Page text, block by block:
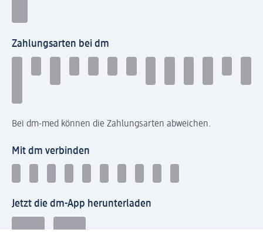
Zahlungsarten bei dm
Bei dm-med können die Zahlungsarten abweichen.
Mit dm verbinden
Jetzt die dm-App herunterladen